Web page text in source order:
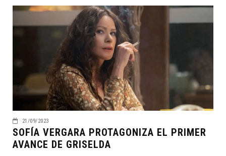
21/09/2023
SOFÍA VERGARA PROTAGONIZA EL PRIMER
AVANCE DE GRISELDA